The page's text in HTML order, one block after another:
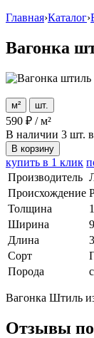
Главная›Каталог›
Вагонка
м² шт.
590 ₽ /м²
В наличии 3 шт.
В корзину
купить в 1 клик
Производитель
Происхождение
Толщина
Ширина
Длина
Сорт
Порода
Вагонка Штиль
Отзывы